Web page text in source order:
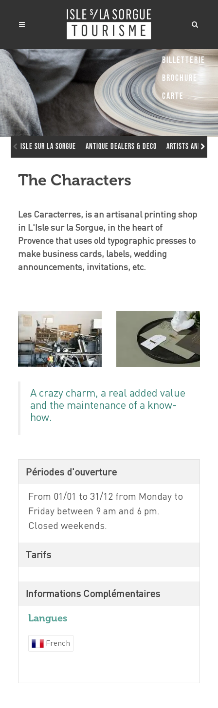
Isle sur la Sorgue Antique dealers & deco Artists and
The Characters
Les Caracterres, is an artisanal printing shop
in L'Isle sur la Sorgue, in the heart of
Provence that uses old typographic presses to
make business cards, labels, wedding
announcements, invitations, etc.
A crazy charm, a real added value
and the maintenance of a know-
how.
Périodes d'ouverture
From 01/01 to 31/12 from Monday to
Friday between 9 am and 6 pm.
Closed weekends.
Tarifs
Informations Complémentaires
Langues
French
Billetterie
Brochure
Carte